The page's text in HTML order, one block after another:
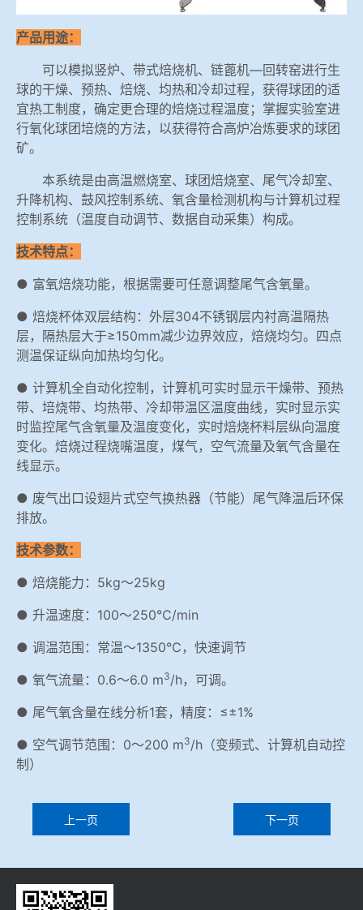
产品用途：
可以模拟竖炉、带式焙烧机、链蓖机—回转窑进行生
球的干燥、预热、焙烧、均热和冷却过程，获得球团的适
宜热工制度，确定更合理的焙烧过程温度；掌握实验室进
行氧化球团培烧的方法，以获得符合高炉冶炼要求的球团
矿。
本系统是由高温燃烧室、球团焙烧室、尾气冷却室、
升降机构、鼓风控制系统、氧含量检测机构与计算机过程
控制系统（温度自动调节、数据自动采集）构成。
技术特点：
● 富氧焙烧功能，根据需要可任意调整尾气含氧量。
● 焙烧杯体双层结构：外层304不锈钢层内衬高温隔热
层，隔热层大于≥150mm减少边界效应，焙烧均匀。四点
测温保证纵向加热均匀化。
● 计算机全自动化控制，计算机可实时显示干燥带、预热
带、培烧带、均热带、冷却带温区温度曲线，实时显示实
时监控尾气含氧量及温度变化，实时焙烧杯料层纵向温度
变化。焙烧过程烧嘴温度，煤气，空气流量及氧气含量在
线显示。
● 废气出口设翅片式空气换热器（节能）尾气降温后环保
排放。
技术参数：
● 焙烧能力：5kg～25kg
● 升温速度：100～250℃/min
● 调温范围：常温～1350℃，快速调节
● 氧气流量：0.6～6.0 m3/h，可调。
● 尾气氧含量在线分析1套，精度：≤±1%
● 空气调节范围：0～200 m3/h（变频式、计算机自动控
制）
上一页 下一页